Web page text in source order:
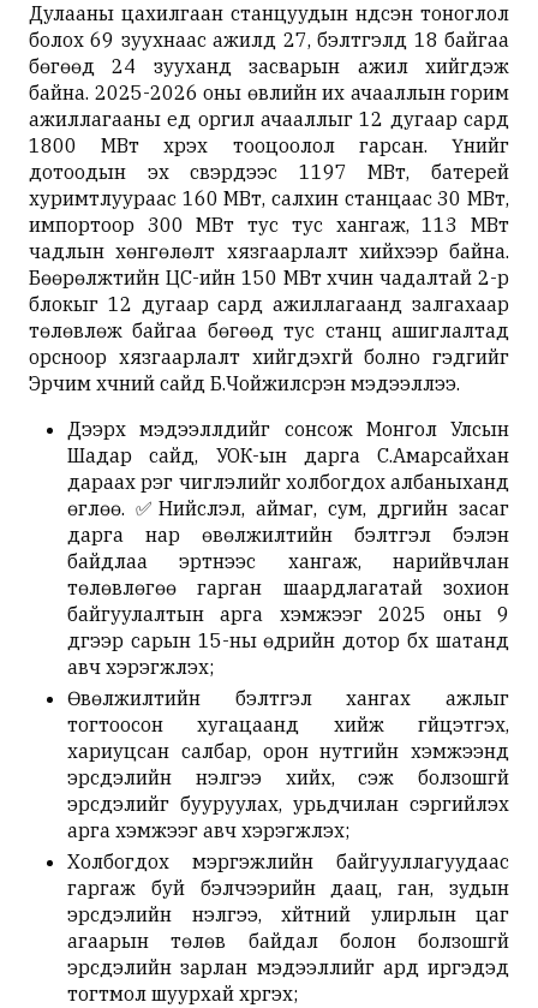
Дулааны цахилгаан станцуудын үндсэн тоноглол
болох 69 зуухнаас ажилд 27, бэлтгэлд 18 байгаа
бөгөөд 24 зууханд засварын ажил хийгдэж
байна. 2025-2026 оны өвлийн их ачааллын горим
ажиллагааны үед оргил ачааллыг 12 дугаар сард
1800 МВт хүрэх тооцоолол гарсан. Үүнийг
дотоодын эх үүсвэрүүдээс 1197 МВт, батерей
хуримтлуураас 160 МВт, салхин станцаас 30 МВт,
импортоор 300 МВт тус тус хангаж, 113 МВт
чадлын хөнгөлөлт хязгаарлалт хийхээр байна.
Бөөрөлжүүтийн ЦС-ийн 150 МВт хүчин чадалтай 2-р
блокыг 12 дугаар сард ажиллагаанд залгахаар
төлөвлөж байгаа бөгөөд тус станц ашиглалтад
орсноор хязгаарлалт хийгдэхгүй болно гэдгийг
Эрчим хүчний сайд Б.Чойжилсүрэн мэдээллээ.
Дээрх мэдээллүүдийг сонсож Монгол Улсын
Шадар сайд, УОК-ын дарга С.Амарсайхан
дараах үүрэг чиглэлийг холбогдох албаныханд
өглөө. ✅Нийслэл, аймаг, сум, дүүргийн засаг
дарга нар өвөлжилтийн бэлтгэл бэлэн
байдлаа эртнээс хангаж, нарийвчлан
төлөвлөгөө гарган шаардлагатай зохион
байгуулалтын арга хэмжээг 2025 оны 9
дүгээр сарын 15-ны өдрийн дотор бүх шатанд
авч хэрэгжүүлэх;
Өвөлжилтийн бэлтгэл хангах ажлыг
тогтоосон хугацаанд хийж гүйцэтгэх,
хариуцсан салбар, орон нутгийн хэмжээнд
эрсдэлийн үнэлгээ хийх, үүсэж болзошгүй
эрсдэлийг бууруулах, урьдчилан сэргийлэх
арга хэмжээг авч хэрэгжүүлэх;
Холбогдох мэргэжлийн байгууллагуудаас
гаргаж буй бэлчээрийн даац, ган, зудын
эрсдэлийн үнэлгээ, хүйтний улирлын цаг
агаарын төлөв байдал болон болзошгүй
эрсдэлийн зарлан мэдээллийг ард иргэдэд
тогтмол шуурхай хүргэх;